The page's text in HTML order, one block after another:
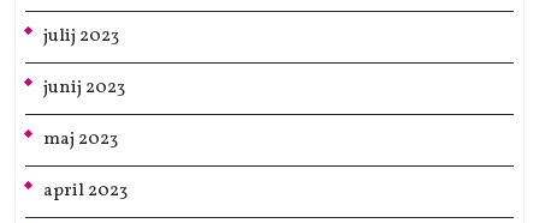
julij 2023
junij 2023
maj 2023
april 2023